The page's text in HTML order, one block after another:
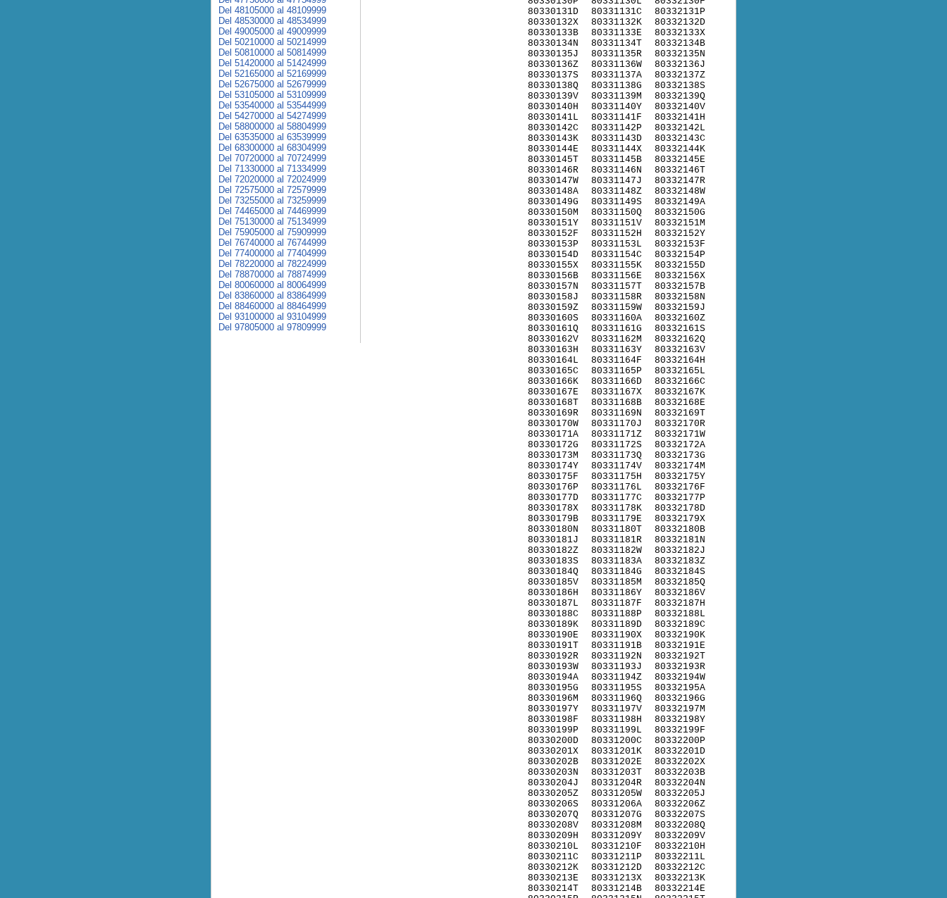
80330131D
80330132X
80330133B
80330134N
80330135J
80330136Z
80330137S
80330138Q
80330139V
80330140H
80330141L
80330142C
80330143K
80330144E
80330145T
80330146R
80330147W
80330148A
80330149G
80330150M
80330151Y
80330152F
80330153P
80330154D
80330155X
80330156B
80330157N
80330158J
80330159Z
80330160S
80330161Q
80330162V
80330163H
80330164L
80330165C
80330166K
80330167E
80330168T
80330169R
80330170W
80330171A
80330172G
80330173M
80330174Y
80330175F
80330176P
80330177D
80330178X
80330179B
80330180N
80330181J
80330182Z
80330183S
80330184Q
80330185V
80330186H
80330187L
80330188C
80330189K
80330190E
80330191T
80330192R
80330193W
80330194A
80330195G
80330196M
80330197Y
80330198F
80330199P
80330200D
80330201X
80330202B
80330203N
80330204J
80330205Z
80330206S
80330207Q
80330208V
80330209H
80330210L
80330211C
80330212K
80330213E
80330214T
80331131C
80331132K
80331133E
80331134T
80331135R
80331136W
80331137A
80331138G
80331139M
80331140Y
80331141F
80331142P
80331143D
80331144X
80331145B
80331146N
80331147J
80331148Z
80331149S
80331150Q
80331151V
80331152H
80331153L
80331154C
80331155K
80331156E
80331157T
80331158R
80331159W
80331160A
80331161G
80331162M
80331163Y
80331164F
80331165P
80331166D
80331167X
80331168B
80331169N
80331170J
80331171Z
80331172S
80331173Q
80331174V
80331175H
80331176L
80331177C
80331178K
80331179E
80331180T
80331181R
80331182W
80331183A
80331184G
80331185M
80331186Y
80331187F
80331188P
80331189D
80331190X
80331191B
80331192N
80331193J
80331194Z
80331195S
80331196Q
80331197V
80331198H
80331199L
80331200C
80331201K
80331202E
80331203T
80331204R
80331205W
80331206A
80331207G
80331208M
80331209Y
80331210F
80331211P
80331212D
80331213X
80331214B
80332131P
80332132D
80332133X
80332134B
80332135N
80332136J
80332137Z
80332138S
80332139Q
80332140V
80332141H
80332142L
80332143C
80332144K
80332145E
80332146T
80332147R
80332148W
80332149A
80332150G
80332151M
80332152Y
80332153F
80332154P
80332155D
80332156X
80332157B
80332158N
80332159J
80332160Z
80332161S
80332162Q
80332163V
80332164H
80332165L
80332166C
80332167K
80332168E
80332169T
80332170R
80332171W
80332172A
80332173G
80332174M
80332175Y
80332176F
80332177P
80332178D
80332179X
80332180B
80332181N
80332182J
80332183Z
80332184S
80332185Q
80332186V
80332187H
80332188L
80332189C
80332190K
80332191E
80332192T
80332193R
80332194W
80332195A
80332196G
80332197M
80332198Y
80332199F
80332200P
80332201D
80332202X
80332203B
80332204N
80332205J
80332206Z
80332207S
80332208Q
80332209V
80332210H
80332211L
80332212C
80332213K
80332214E
Del 48105000 al 48109999
Del 48530000 al 48534999
Del 49005000 al 49009999
Del 50210000 al 50214999
Del 50810000 al 50814999
Del 51420000 al 51424999
Del 52165000 al 52169999
Del 52675000 al 52679999
Del 53105000 al 53109999
Del 53540000 al 53544999
Del 54270000 al 54274999
Del 58800000 al 58804999
Del 63535000 al 63539999
Del 68300000 al 68304999
Del 70720000 al 70724999
Del 71330000 al 71334999
Del 72020000 al 72024999
Del 72575000 al 72579999
Del 73255000 al 73259999
Del 74465000 al 74469999
Del 75130000 al 75134999
Del 75905000 al 75909999
Del 76740000 al 76744999
Del 77400000 al 77404999
Del 78220000 al 78224999
Del 78870000 al 78874999
Del 80060000 al 80064999
Del 83860000 al 83864999
Del 88460000 al 88464999
Del 93100000 al 93104999
Del 97805000 al 97809999